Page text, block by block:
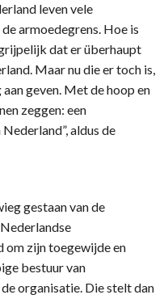
leven vele
armoedegrens. Hoe is
dat er überhaupt
Maar nu die er toch is,
geven. Met de hoop en
zeggen: een
aldus de
gestaan van de
om zijn toegewijde en
bestuur van
organisatie. Die stelt dan